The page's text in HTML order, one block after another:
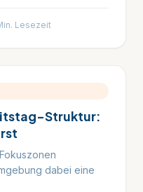
Lesezeit
Struktur:
dabei eine